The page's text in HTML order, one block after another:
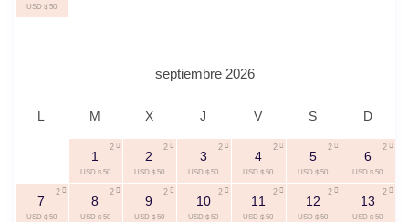
USD $ 50
septiembre 2026
L M X J V S D
1
USD $ 50
2
2
USD $ 50
2
3
USD $ 50
2
4
USD $ 50
2
5
USD $ 50
2
6
USD $ 50
2
7
USD $ 50
2
8
USD $ 50
2
9
USD $ 50
2
10
USD $ 50
2
11
USD $ 50
2
12
USD $ 50
2
13
USD $ 50
2